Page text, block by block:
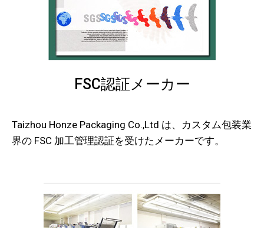
FSC認証メーカー
Taizhou Honze Packaging Co.,Ltd は、カスタム包装業
界の FSC 加工管理認証を受けたメーカーです。